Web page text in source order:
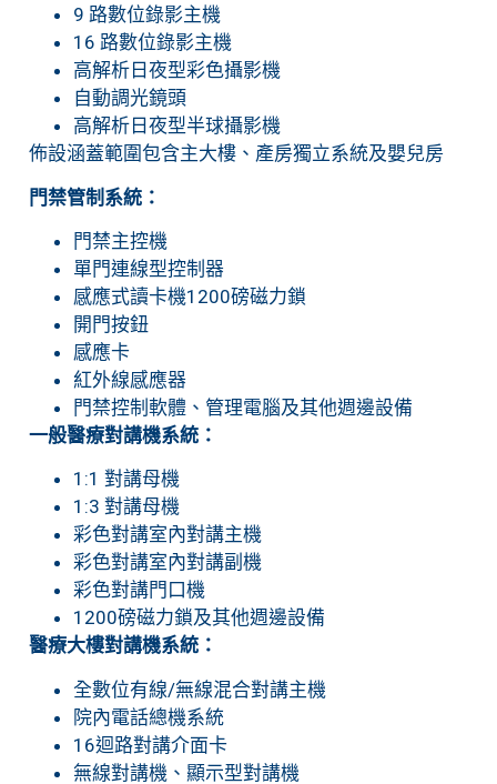
9 路數位錄影主機
16 路數位錄影主機
高解析日夜型彩色攝影機
自動調光鏡頭
高解析日夜型半球攝影機
佈設涵蓋範圍包含主大樓、產房獨立系統及嬰兒房
門禁管制系統：
門禁主控機
單門連線型控制器
感應式讀卡機1200磅磁力鎖
開門按鈕
感應卡
紅外線感應器
門禁控制軟體、管理電腦及其他週邊設備
一般醫療對講機系統：
1:1 對講母機
1:3 對講母機
彩色對講室內對講主機
彩色對講室內對講副機
彩色對講門口機
1200磅磁力鎖及其他週邊設備
醫療大樓對講機系統：
全數位有線/無線混合對講主機
院內電話總機系統
16迴路對講介面卡
無線對講機、顯示型對講機